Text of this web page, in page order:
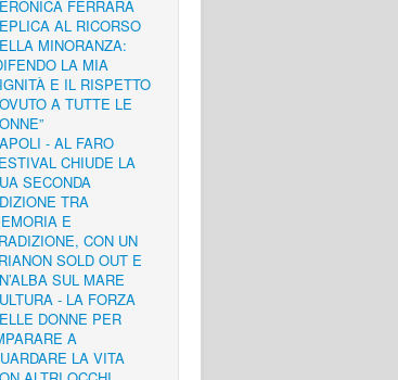
FERRARA
AL RICORSO
MINORANZA:
LA MIA
E IL RISPETTO
A TUTTE LE
- AL FARO
CHIUDE LA
SECONDA
TRA
E
CON UN
SOLD OUT E
SUL MARE
- LA FORZA
DONNE PER
A
LA VITA